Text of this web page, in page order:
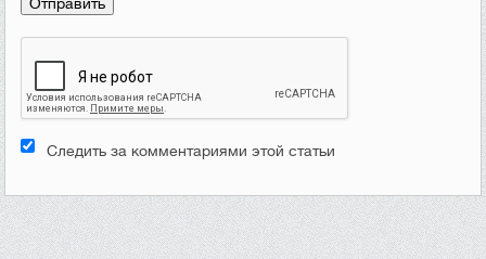
Следить за комментариями этой статьи